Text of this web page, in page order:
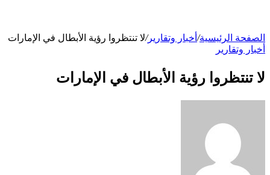
الصفحة الرئيسية/ أخبار وتقارير/لا تنتظروا رؤية الأبطال في الإمارات
أخبار وتقارير
لا تنتظروا رؤية الأبطال في الإمارات